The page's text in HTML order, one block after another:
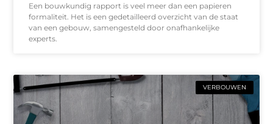
Een bouwkundig rapport is veel meer dan een papieren
formaliteit. Het is een gedetailleerd overzicht van de staat
van een gebouw, samengesteld door onafhankelijke
experts.
VERBOUWEN